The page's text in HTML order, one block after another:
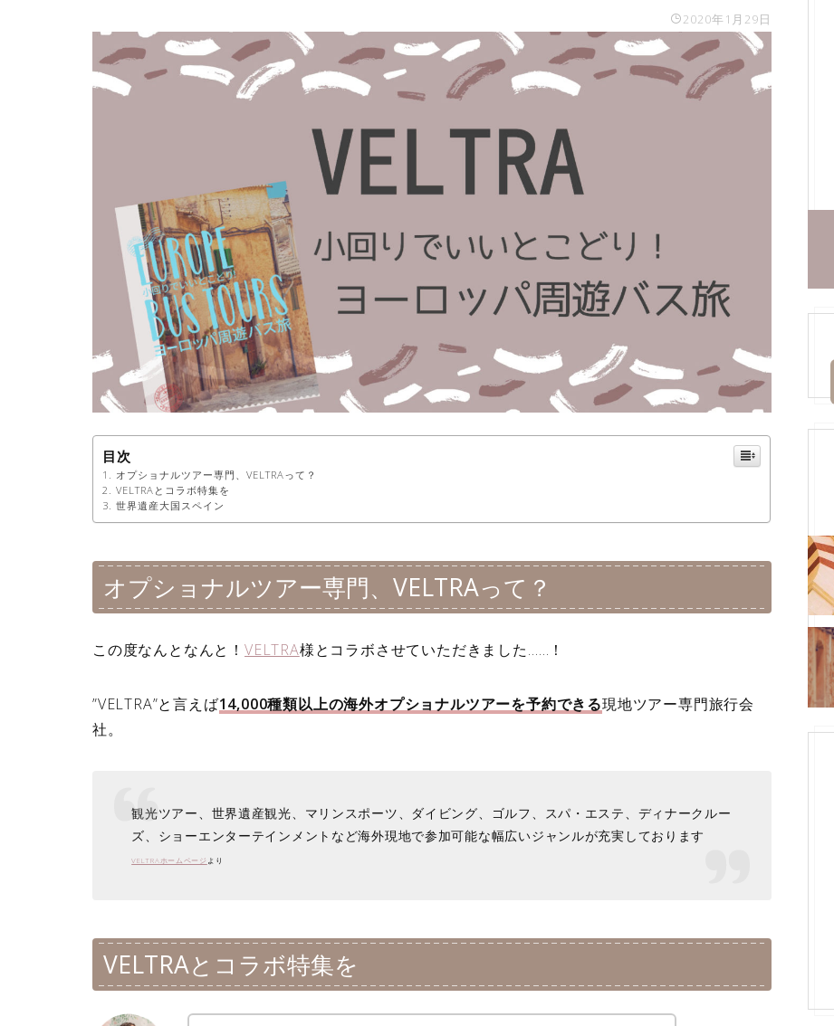
2020年1月29日
目次
オプショナルツアー専門、VELTRAって？
VELTRAとコラボ特集を
世界遺産大国スペイン
オプショナルツアー専門、VELTRAって？
この度なんとなんと！ VELTRA様とコラボさせていただきました……！
”VELTRA”と言えば14,000種類以上の海外オプショナルツアーを予約できる現地ツアー専門旅行会
社。
観光ツアー、世界遺産観光、マリンスポーツ、ダイビング、ゴルフ、スパ・エステ、ディナークルー
ズ、ショーエンターテインメントなど海外現地で参加可能な幅広いジャンルが充実しております
VELTRAホームページ より
VELTRAとコラボ特集を